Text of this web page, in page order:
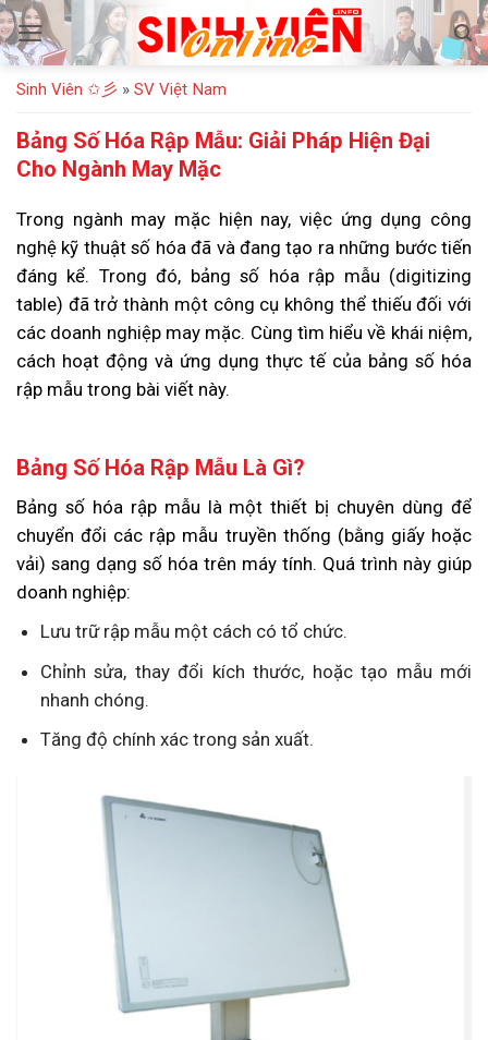
Bỏ
qua
nội
dung
Sinh Viên ✩彡 » SV Việt Nam
Bảng Số Hóa Rập Mẫu: Giải Pháp Hiện Đại
Cho Ngành May Mặc
Trong ngành may mặc hiện nay, việc ứng dụng công
nghệ kỹ thuật số hóa đã và đang tạo ra những bước tiến
đáng kể. Trong đó, bảng số hóa rập mẫu (digitizing
table) đã trở thành một công cụ không thể thiếu đối với
các doanh nghiệp may mặc. Cùng tìm hiểu về khái niệm,
cách hoạt động và ứng dụng thực tế của bảng số hóa
rập mẫu trong bài viết này.
Bảng Số Hóa Rập Mẫu Là Gì?
Bảng số hóa rập mẫu là một thiết bị chuyên dùng để
chuyển đổi các rập mẫu truyền thống (bằng giấy hoặc
vải) sang dạng số hóa trên máy tính. Quá trình này giúp
doanh nghiệp:
Lưu trữ rập mẫu một cách có tổ chức.
Chỉnh sửa, thay đổi kích thước, hoặc tạo mẫu mới
nhanh chóng.
Tăng độ chính xác trong sản xuất.